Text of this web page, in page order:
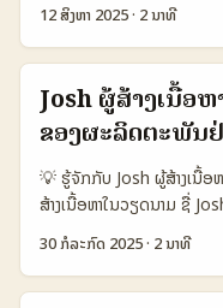
ບຣານ Saudi ກຳລັງຈັດທຶນ -
ສຸດທ້າຍ - ການຕັ້ງຄ່າຕ່າງໆ
ໃຫ້ບຣານມອງເຈົ້າເປັນຄູ່ຮ່ວມ
ປຽບທຽບຊ່ອງທາງສະໜອງສີ່ງ
Option A Option B
800.000 1.000.000 📈
8% 9% 💰 Avg Deal
Lead Time (avg) 6
For ການເປີດຕິດສຳເສີຍແບບ
ເນື້ອຫາແບບໄວ ຕາຕະລາງນີ້ແມ່
ການລົງທຶນໃນເຫດການຢ່າງ
ເຮັດວຽກແນວ short-video
ບໍ່ແມ່ນວ່າທ່ານຈະສຳເລັດທັນ
giveaway ຂຶ້ນຢູ່ກັບວ່າ ທ່ານ
ແລະການສື່ສານທີ່ເຫັນຄຸນຄ່າແກ່
ແລະແນວປະຕິບັດທີ່ເຮັດໄດ້ສຳ
ຕ້ອງການເຂົ້າຫາບຣານອີຢີບເ
ນໍານີ້ມາຈາກຂ່າວແລະບົດຄວາ
(Dailynewsegypt), ການຂ
ແລະແຈ້ງການແບບໃໝ່ເຊິ່ງກ່ຽ
ຕາຕະລາງສະຫຼຸບຂໍ້ມູນ: ການເ
12 ສິງຫາ 2025· 2 ນາທີ
Josh ຜູ້ສ້າງເນື້ອ
ຂອງຜະລິດຕະພັນ
💡 ຮູ້ຈັກກັບ Josh ຜູ້ສ້າງເນື້ອ
ສ້າງເນື້ອຫາໃນວຽດນາມ ຊື່
ຄວາມນິຍົມຢ່າງແຂງແຮງ. ໂດ
ຢ່າງທົ່ວໂລກ ແຕ່ Josh ຍັງເປັນ
ເອດຢ່າງຄົບຄົນ ແລະຄົບຄົນເພື່ອ
30 ກໍລະກົດ 2025· 2 ນາທີ